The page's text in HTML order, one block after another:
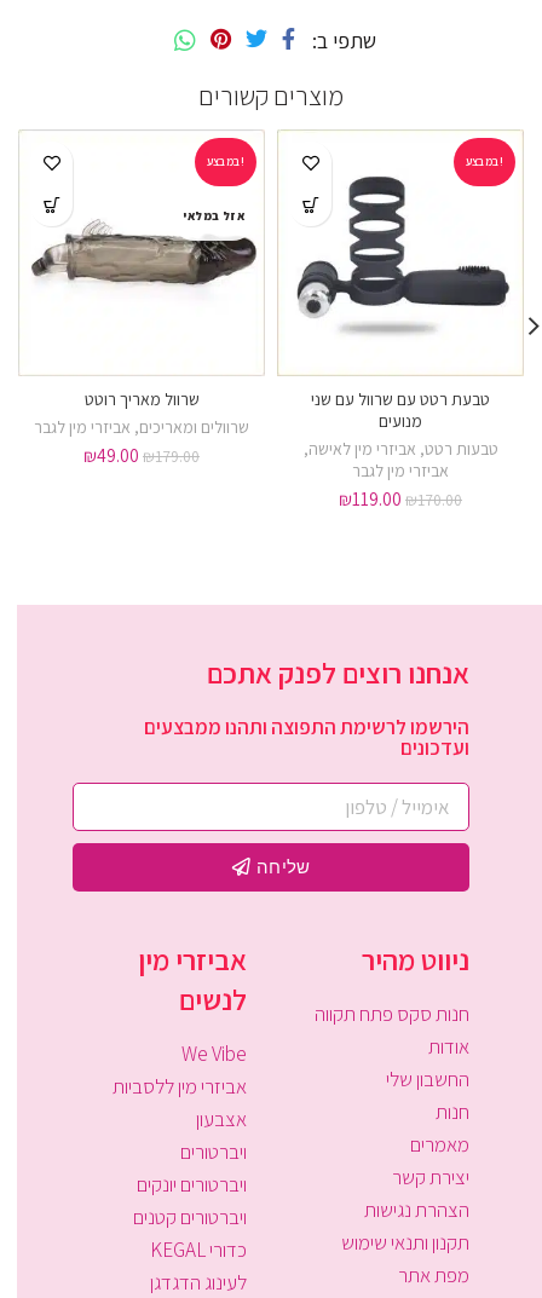
שתפי ב
מוצרים קשורים
במבצע!
טבעת רטט עם שרוול עם שני
מנועים
טבעות רטט, אביזרי מין לאישה,
אביזרי מין לגבר
₪170.00
₪119.00
במבצע!
אזל במלאי
שרוול מאריך רוטט
שרוולים ומאריכים, אביזרי מין לגבר
₪179.00
₪49.00
אנחנו רוצים לפנק אתכם
הירשמו לרשימת התפוצה ותהנו ממבצעים
ועדכונים
שליחה
ניווט מהיר
חנות סקס פתח תקווה
אודות
החשבון שלי
חנות
מאמרים
יצירת קשר
הצהרת נגישות
תקנון ותנאי שימוש
מפת אתר
אביזרי מין
לנשים
We Vibe
אביזרי מין ללסביות
אצבעון
ויברטורים
ויברטורים יונקים
ויברטורים קטנים
כדורי KEGAL
לעינוג הדגדגן